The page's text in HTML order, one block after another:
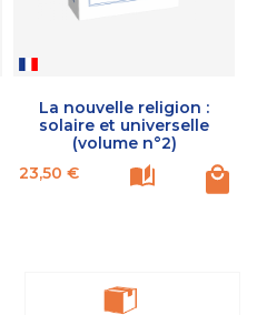
La nouvelle religion :
solaire et universelle
(volume n°2)
Prix
23,50 €